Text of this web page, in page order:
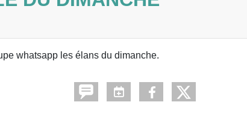
whatsapp les élans du dimanche.